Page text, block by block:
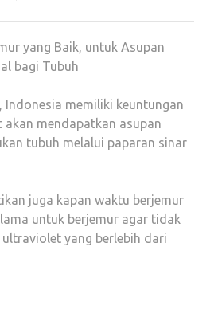
yang Baik, untuk Asupan
bagi Tubuh
Indonesia memiliki keuntungan
mendapatkan asupan
tubuh melalui paparan sinar
juga kapan waktu berjemur
untuk berjemur agar tidak
yang berlebih dari